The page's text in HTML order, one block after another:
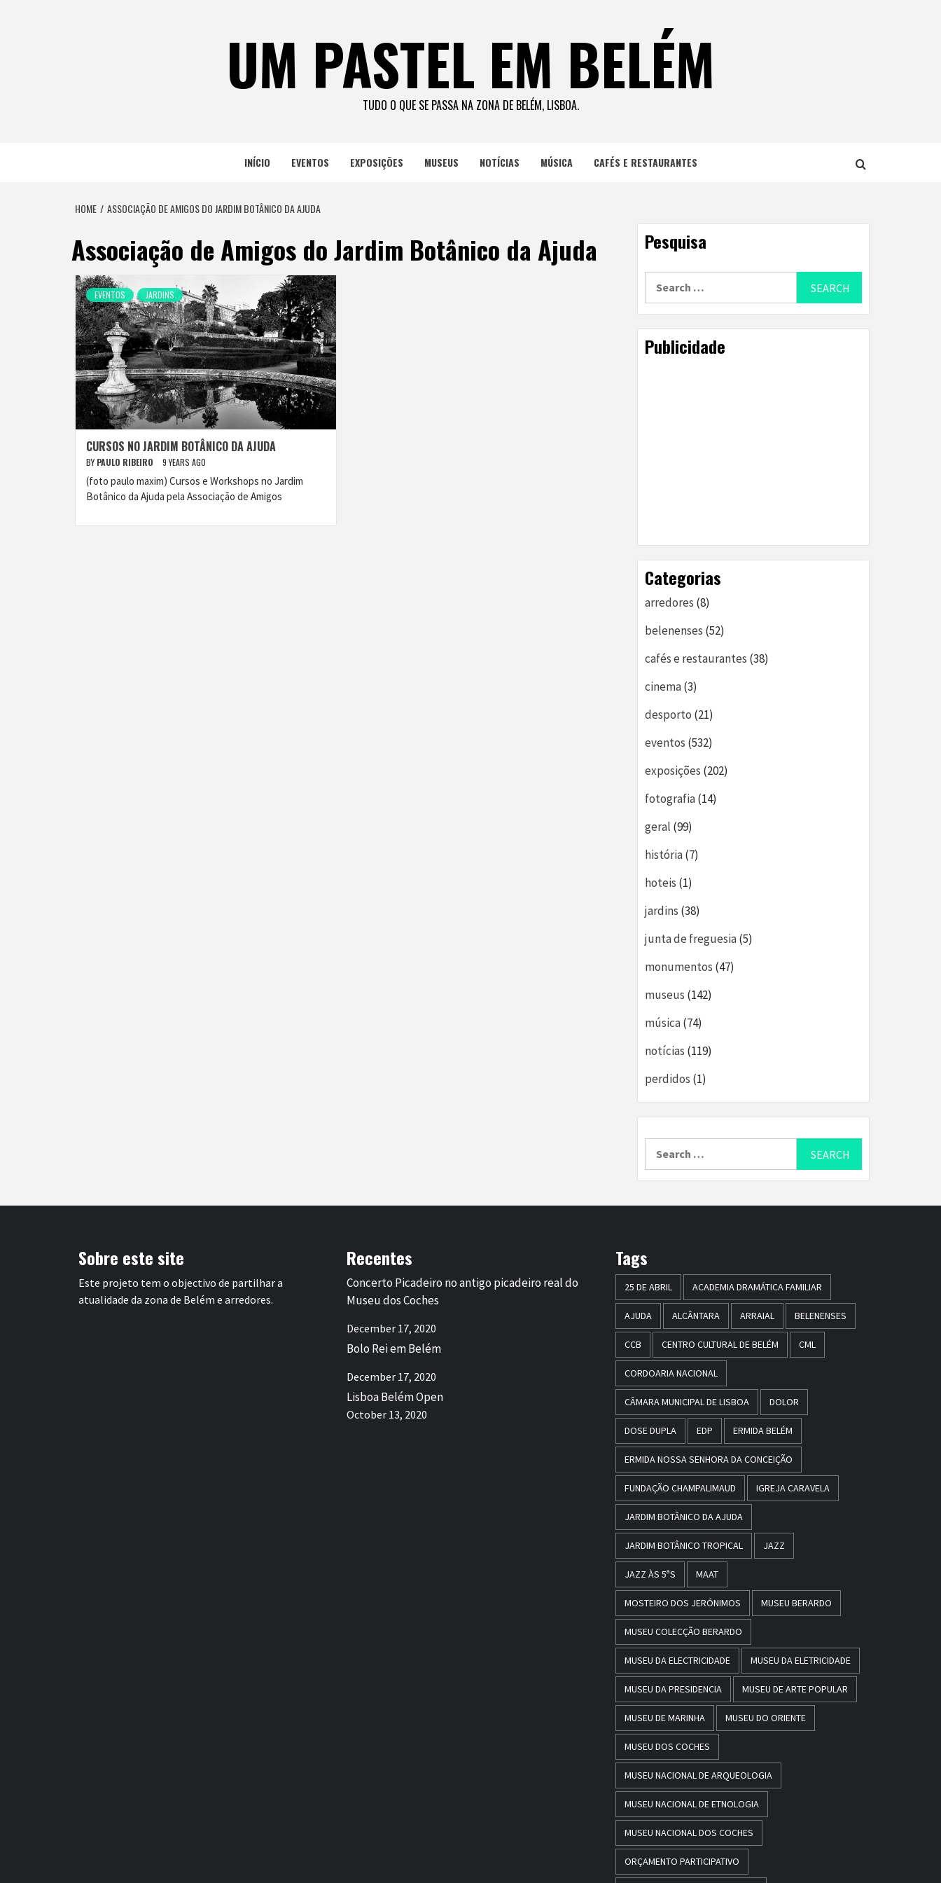
UM PASTEL EM BELÉM
TUDO O QUE SE PASSA NA ZONA DE BELÉM, LISBOA.
INÍCIO EVENTOS EXPOSIÇÕES MUSEUS NOTÍCIAS MÚSICA CAFÉS E RESTAURANTES
HOME ASSOCIAÇÃO DE AMIGOS DO JARDIM BOTÂNICO DA AJUDA
Associação de Amigos do Jardim Botânico da Ajuda
EVENTOS JARDINS
CURSOS NO JARDIM BOTÂNICO DA AJUDA
BY PAULO RIBEIRO 9 YEARS AGO
(foto paulo maxim) Cursos e Workshops no Jardim
Botânico da Ajuda pela Associação de Amigos
Pesquisa
Publicidade
Categorias
arredores (8)
belenenses (52)
cafés e restaurantes (38)
cinema(3)
desporto (21)
eventos (532)
exposições (202)
fotografia(14)
geral (99)
história(7)
hoteis (1)
jardins (38)
junta de freguesia(5)
monumentos (47)
museus (142)
música(74)
notícias (119)
perdidos (1)
Sobre este site
Este projeto tem o objectivo de partilhar a
atualidade da zona de Belém e arredores.
Recentes
Concerto Picadeiro no antigo picadeiro real do
Museu dos Coches
December 17, 2020
Bolo Rei em Belém
December 17, 2020
Lisboa Belém Open
October 13, 2020
Tags
25 DE ABRIL ACADEMIA DRAMÁTICA FAMILIAR
AJUDA ALCÂNTARA ARRAIAL BELENENSES
CCB CENTRO CULTURAL DE BELÉM CML
CORDOARIA NACIONAL
CÂMARA MUNICIPAL DE LISBOA DOLOR
DOSE DUPLA EDP ERMIDA BELÉM
ERMIDA NOSSA SENHORA DA CONCEIÇÃO
FUNDAÇÃO CHAMPALIMAUD IGREJA CARAVELA
JARDIM BOTÂNICO DA AJUDA
JARDIM BOTÂNICO TROPICAL JAZZ
JAZZ ÀS 5ªS MAAT
MOSTEIRO DOS JERÓNIMOS MUSEU BERARDO
MUSEU COLECÇÃO BERARDO
MUSEU DA ELECTRICIDADE MUSEU DA ELETRICIDADE
MUSEU DA PRESIDENCIA MUSEU DE ARTE POPULAR
MUSEU DE MARINHA MUSEU DO ORIENTE
MUSEU DOS COCHES
MUSEU NACIONAL DE ARQUEOLOGIA
MUSEU NACIONAL DE ETNOLOGIA
MUSEU NACIONAL DOS COCHES
ORÇAMENTO PARTICIPATIVO